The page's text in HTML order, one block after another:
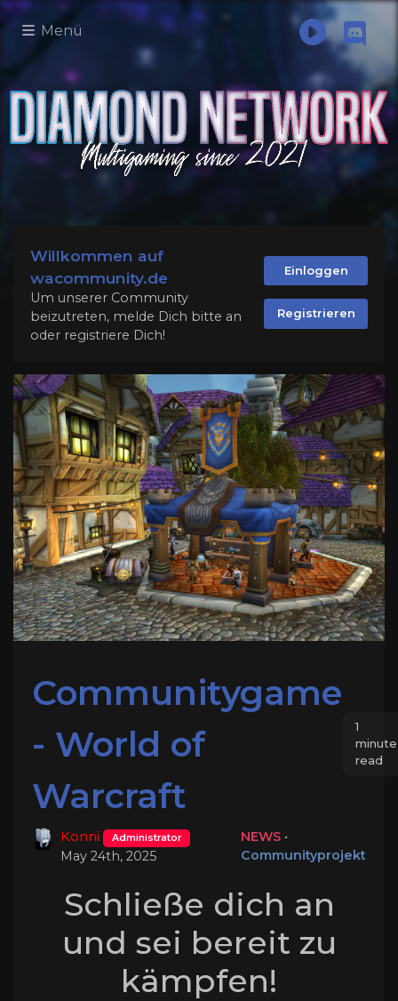
Menü
Willkommen auf
wacommunity.de
Um unserer Community
beizutreten, melde Dich bitte an
oder registriere Dich!
Einloggen
Registrieren
Communitygame
- World of
Warcraft
1
minute
read
Konni Administrator
May 24th, 2025
NEWS •
Communityprojekt
Schließe dich an
und sei bereit zu
kämpfen!